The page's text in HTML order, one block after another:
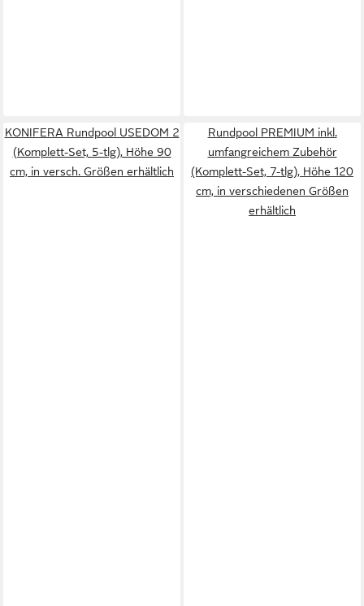
KONIFERA Rundpool USEDOM 2
(Komplett-Set, 5-tlg), Höhe 90
cm, in versch. Größen erhältlich
Rundpool PREMIUM inkl.
umfangreichem Zubehör
(Komplett-Set, 7-tlg), Höhe 120
cm, in verschiedenen Größen
erhältlich